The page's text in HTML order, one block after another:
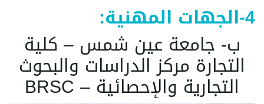
4-الجهات المهنية:
ب- جامعة عين شمس – كلية
التجارة مركز الدراسات والبحوث
التجارية والإحصائية – BRSC